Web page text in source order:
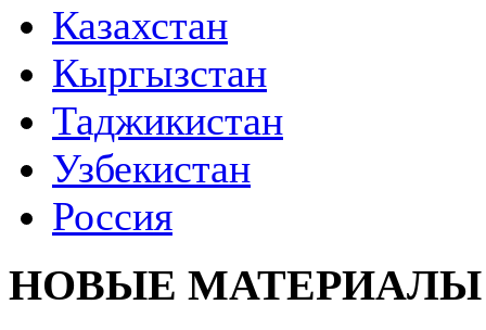
Казахстан
Кыргызстан
Таджикистан
Узбекистан
Россия
НОВЫЕ МАТЕРИАЛЫ